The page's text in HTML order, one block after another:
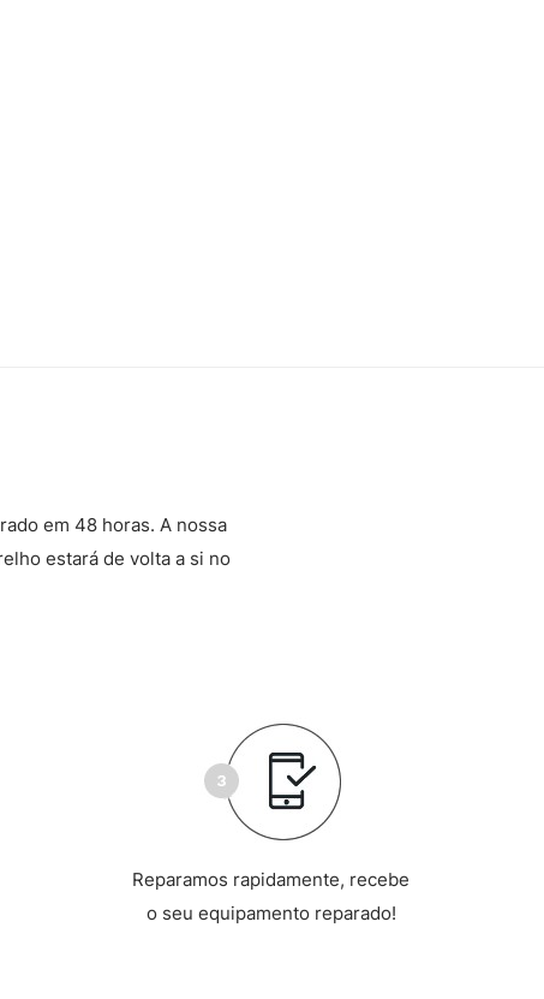
em 48 horas. A nossa
estará de volta a si no
Reparamos rapidamente, recebe
o seu equipamento reparado!